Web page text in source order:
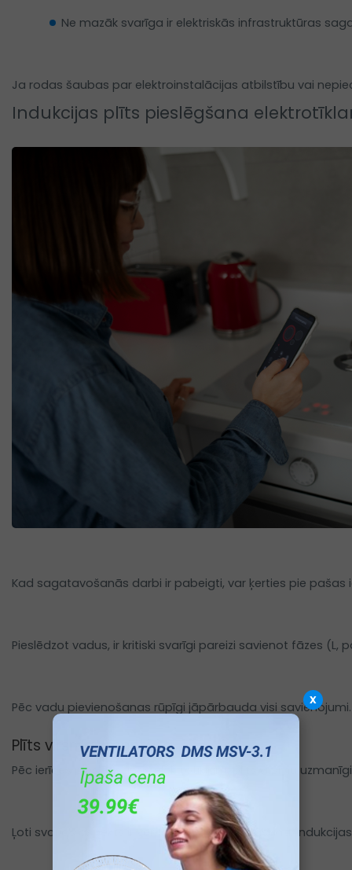
Ne mazāk svarīga ir elektriskās infrastruktūras
Ja rodas šaubas par elektroinstalācijas atbilstību vai
Indukcijas plīts pieslēgšana
Kad sagatavošanās darbi ir pabeigti, var ķerties pie
Pieslēdzot vadus, ir kritiski svarīgi pareizi savienot fāzes
Pēc vadu pievienošanas rūpīgi jāpārbauda visi
Plīts virsmas montāža
Pēc ierīces pieslēgšanas elektrotīklam, plīts virsmu
Ļoti svarīgs aspekts ir ventilācijas nodrošināšana.
x